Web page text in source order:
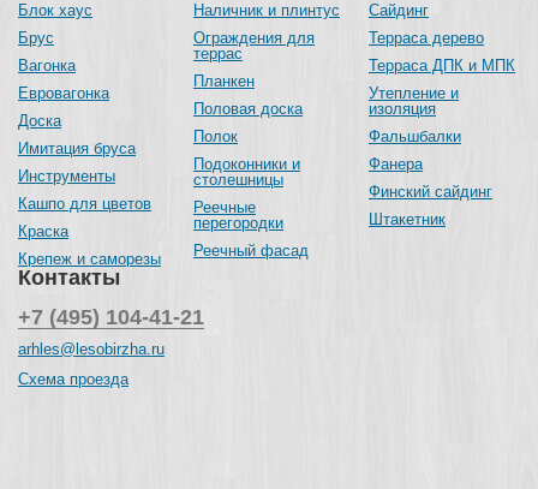
Блок хаус
Брус
Вагонка
Евровагонка
Доска
Имитация бруса
Инструменты
Кашпо для цветов
Краска
Крепеж и саморезы
Наличник и плинтус
Ограждения для
террас
Планкен
Половая доска
Полок
Подоконники и
столешницы
Реечные
перегородки
Реечный фасад
Сайдинг
Терраса дерево
Терраса ДПК и МПК
Утепление и
изоляция
Фальшбалки
Фанера
Финский сайдинг
Штакетник
Контакты
+7 (495) 104-41-21
arhles@lesobirzha.ru
Схема проезда